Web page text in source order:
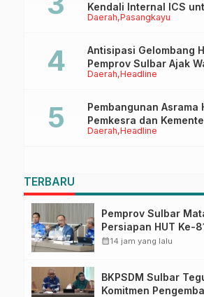
Daerah Pasangkayu
Kendali Internal ICS
Sertifikasi ISPO
Daerah Headline
Antisipasi Gelombang
Pemprov Sulbar Ajak
Ruang Digital
Daerah Headline
Pembangunan Asrama
Pemkesra dan
Sulbar Tinjau Lokasi
TERBARU
Pemprov Sulbar
Persiapan HUT Ke-
Upacara di
calendar_month14 jam yang lalu
BKPSDM Sulbar
Komitmen